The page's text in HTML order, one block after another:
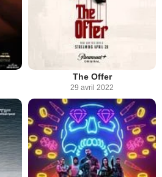
The Offer
29 avril 2022